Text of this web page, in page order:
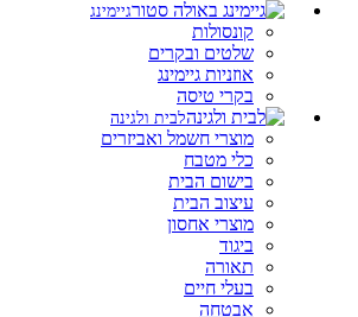
גיימינג
קונסולות
שלטים ובקרים
אוזניות גיימינג
בקרי טיסה
לבית ולגינה
מוצרי חשמל ואביזרים
כלי מטבח
בישום הבית
עיצוב הבית
מוצרי אחסון
ביגוד
תאורה
בעלי חיים
אבטחה